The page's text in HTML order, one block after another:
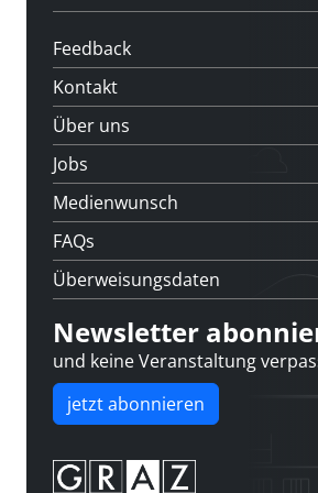
Feedback
Kontakt
Über uns
Jobs
Medienwunsch
FAQs
Überweisungsdaten
Newsletter
und keine Veranstaltung
jetzt abonnieren